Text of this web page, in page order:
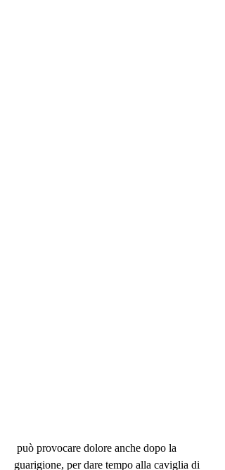
guarigione, per dare tempo alla caviglia di